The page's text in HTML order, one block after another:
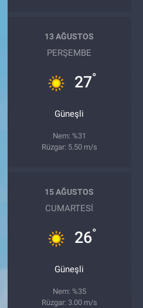
13 AĞUSTOS
PERŞEMBE
27°
Güneşli
Nem: %31
Rüzgar: 5.50 m/s
15 AĞUSTOS
CUMARTESI
26°
Güneşli
Nem: %35
Rüzgar: 3.00 m/s